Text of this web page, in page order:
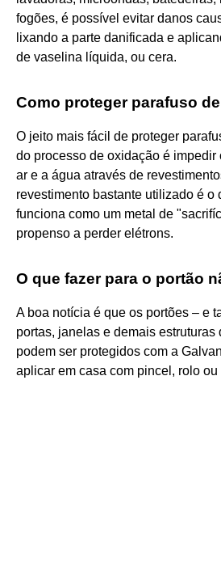
fogões, é possível evitar danos
lixando a parte danificada e
de vaselina líquida, ou cera.
Como proteger parafuso
O jeito mais fácil de proteger
do processo de oxidação é impedir
ar e a água através de
revestimento bastante utilizado é o
funciona como um metal de
propenso a perder elétrons.
O que fazer para o portão
A boa notícia é que os portões – e
portas, janelas e demais estruturas
podem ser protegidos com a
aplicar em casa com pincel, rolo